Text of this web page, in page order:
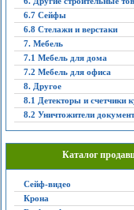
6.7 Сейфы
6.8 Стелажи и верстаки
7. Мебель
7.1 Мебель для дома
7.2 Мебель для офиса
8. Другое
8.1 Детекторы и счетчики
8.2 Уничтожители
Каталог
Сейф-видео
Крона